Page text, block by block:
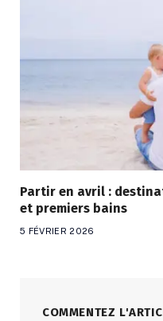
Partir en avril :
et premiers bains
5 FÉVRIER 2026
COMMENTEZ